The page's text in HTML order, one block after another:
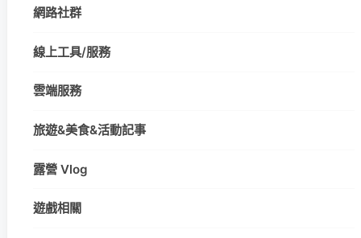
網路社群
線上工具/服務
雲端服務
旅遊&美食&活動記事
露營 Vlog
遊戲相關